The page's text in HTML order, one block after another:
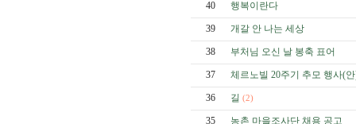
40 행복이란다
39 개갈 안 나는 세상
38 부처님 오신 날 봉축 표어
37 체르노빌 20주기 추모 행사(
36 길 (2)
35 농촌 마을조사단 채용 공고